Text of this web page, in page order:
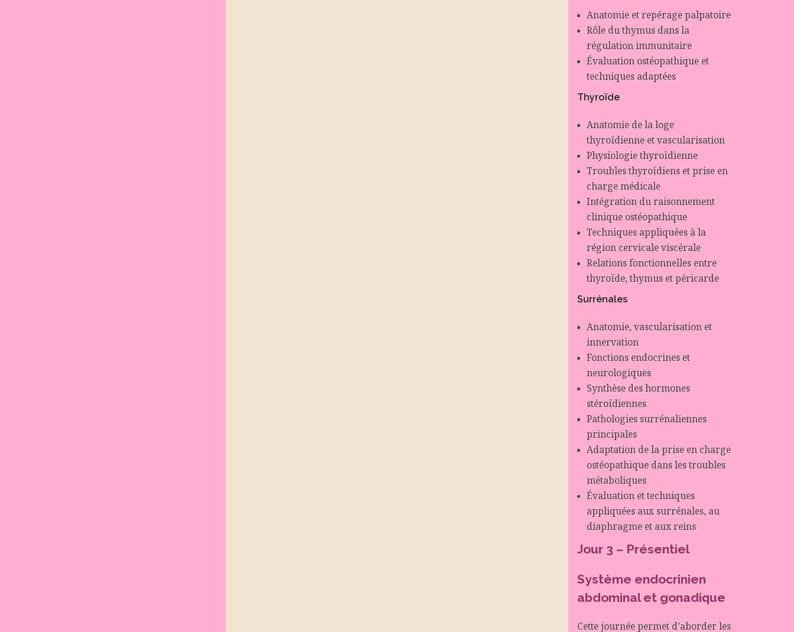
Anatomie et repérage palpatoire
Rôle du thymus dans la
régulation immunitaire
Évaluation ostéopathique et
techniques adaptées
Thyroïde
Anatomie de la loge
thyroïdienne et vascularisation
Physiologie thyroïdienne
Troubles thyroïdiens et prise en
charge médicale
Intégration du raisonnement
clinique ostéopathique
Techniques appliquées à la
région cervicale viscérale
Relations fonctionnelles entre
thyroïde, thymus et péricarde
Surrénales
Anatomie, vascularisation et
innervation
Fonctions endocrines et
neurologiques
Synthèse des hormones
stéroïdiennes
Pathologies surrénaliennes
principales
Adaptation de la prise en charge
ostéopathique dans les troubles
métaboliques
Évaluation et techniques
appliquées aux surrénales, au
diaphragme et aux reins
Jour 3 – Présentiel
Système endocrinien
abdominal et gonadique
Cette journée permet d’aborder les